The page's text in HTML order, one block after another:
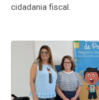
cidadania fiscal.